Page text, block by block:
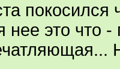
покосился
нее это что